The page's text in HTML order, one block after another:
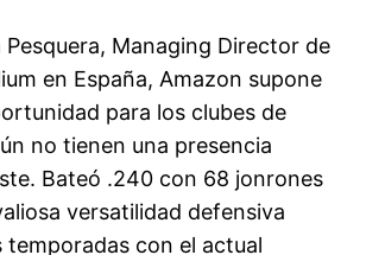
Pesquera, Managing Director de
en España, Amazon supone
para los clubes de
no tienen una presencia
Bateó .240 con 68 jonrones
versatilidad defensiva
temporadas con el actual